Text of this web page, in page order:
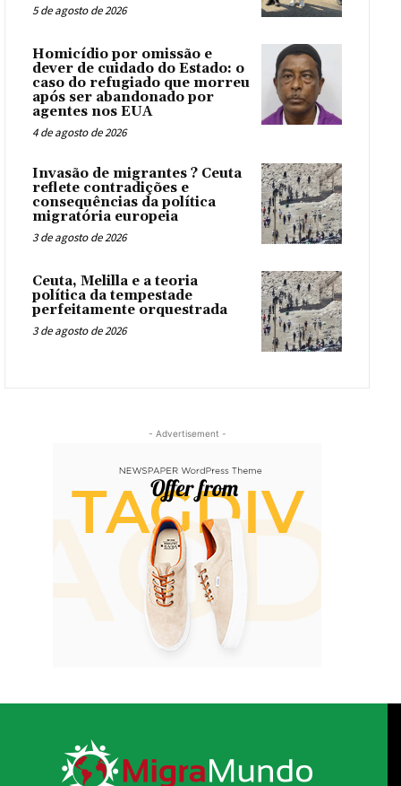
5 de agosto de 2026
Homicídio por omissão e
dever de cuidado do Estado: o
caso do refugiado que morreu
após ser abandonado por
agentes nos EUA
4 de agosto de 2026
Invasão de migrantes ? Ceuta
reflete contradições e
consequências da política
migratória europeia
3 de agosto de 2026
Ceuta, Melilla e a teoria
política da tempestade
perfeitamente orquestrada
3 de agosto de 2026
- Advertisement -